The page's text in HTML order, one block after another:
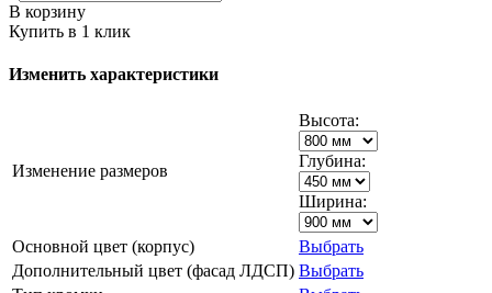
В корзину
Купить в 1 клик
Изменить характеристики
Изменение размеров
Высота:
Глубина:
Ширина:
Основной цвет (корпус)
Выбрать
Дополнительный цвет (фасад ЛДСП) Выбрать